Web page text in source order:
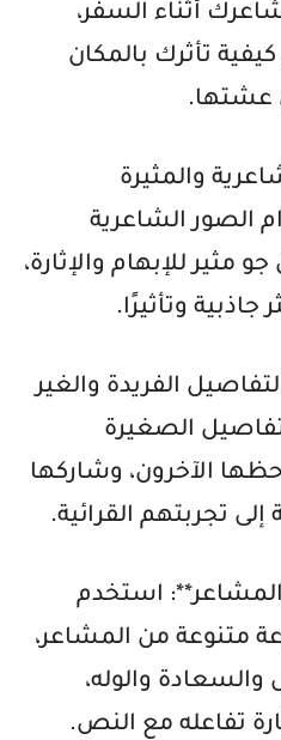
أثناء السفر،
تأثرك بالمكان
عشتها.
والمثيرة
الصور الشاعرية
مثير للإبهام والإثارة،
وتأثيرًا.
الفريدة والغير
الصغيرة
الآخرون، وشاركها
تجربتهم القرائية.
والمشاعر**: استخدم
متنوعة من المشاعر،
والوله،
تفاعله مع النص.